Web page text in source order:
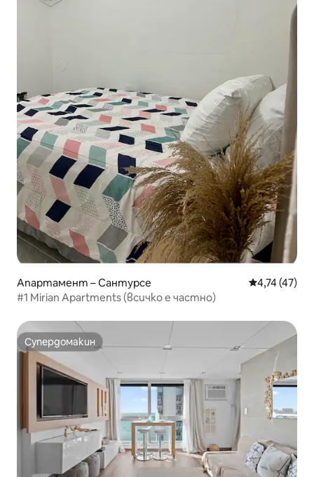
Апартамент – Сантурсе Средна
4,74 (47)
#1 Mirian Apartments (всичко е частно)
Супердомакин
Супердомакин